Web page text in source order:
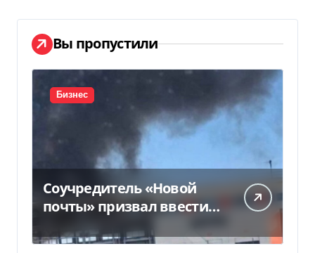
Вы пропустили
Бизнес
Соучредитель «Новой
почты» призвал ввести
налоговые каникулы
для…